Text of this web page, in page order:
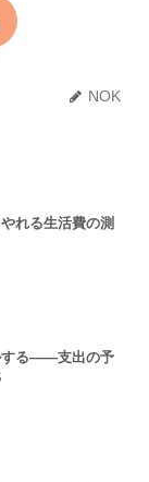
NOK
れる生活費の測
する——支出の予